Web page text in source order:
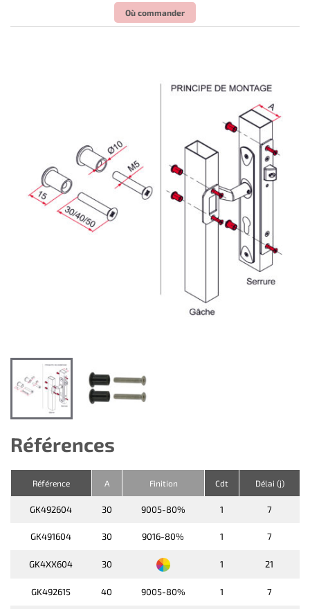
Où commander
Références
Référence A Finition Cdt Délai (j)
GK492604 30 9005-80% 1 7
GK491604 30 9016-80% 1 7
GK4XX604 30 1 21
GK492615 40 9005-80% 1 7